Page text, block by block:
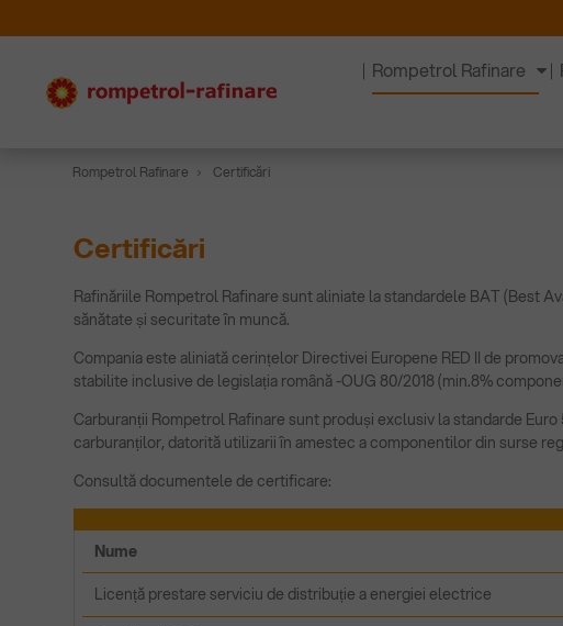
Rompetrol Rafinare
Rompetrol Rafinare Certificări
Certificări
Rafinăriile Rompetrol Rafinare sunt aliniate la standardele BAT (Best
sănătate și securitate în muncă.
Compania este aliniată cerințelor Directivei Europene RED II de
stabilite inclusive de legislația română -OUG 80/2018 (min.8%
Carburanții Rompetrol Rafinare sunt produși exclusiv la standarde
carburanților, datorită utilizarii în amestec a componentilor din surse
Consultă documentele de certificare:
Nume
Licență prestare serviciu de distribuție a energiei electrice